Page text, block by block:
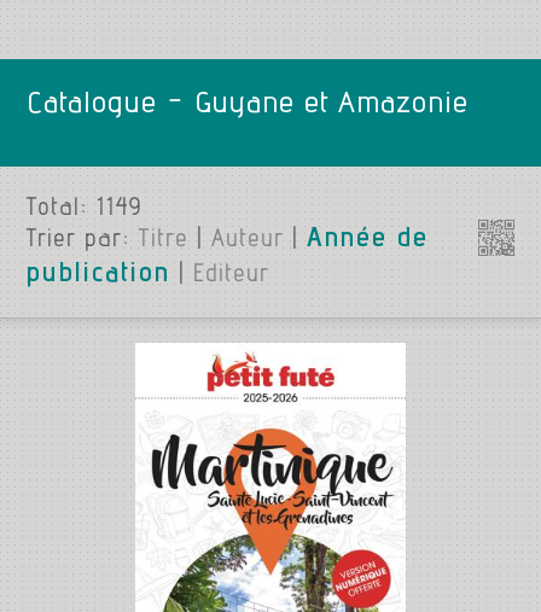
Catalogue - Guyane et Amazonie
Total: 1149
Trier par:Titre|Auteur |Année de
publication | Editeur